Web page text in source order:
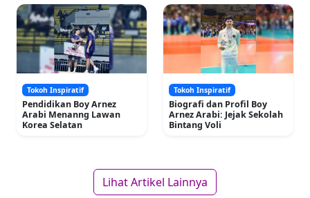
Tokoh Inspiratif
Pendidikan Boy Arnez
Arabi Menanng Lawan
Korea Selatan
Tokoh Inspiratif
Biografi dan Profil Boy
Arnez Arabi: Jejak Sekolah
Bintang Voli
Lihat Artikel Lainnya